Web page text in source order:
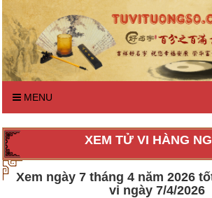
MENU
XEM TỬ VI HÀNG
Xem ngày 7 tháng 4 năm 2026
vi ngày 7/4/2026